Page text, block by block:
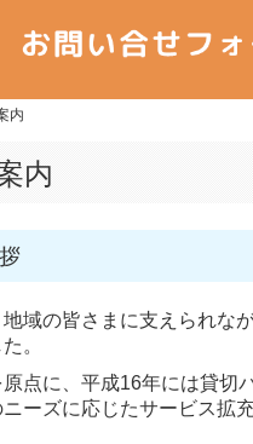
内
内
域の皆さまに支えられな
。
点に、平成16年には貸切
ーズに応じたサービス拡